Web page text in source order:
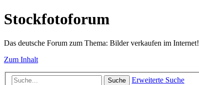
Stockfotoforum
Das deutsche Forum zum Thema: Bilder verkaufen im Internet!
Zum Inhalt
Suche Erweiterte Suche